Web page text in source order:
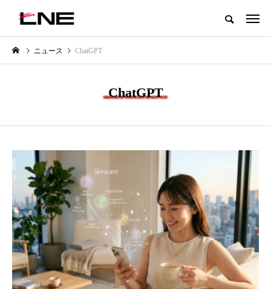
グローバルビューティ＆ヘルスケアビジネス誌
NEW POST カテゴリー毎の最新記事
SNSの「加工顔」と美容医療｜AI
がもたらす可能性とこれから
2026.07.13
BUSINESS
GWI調査から読み解く2030年の
都市型スパ――身近なウェルネ
の次世代モデル
2026.08.06
ニュース ChatGPT
ChatGPT